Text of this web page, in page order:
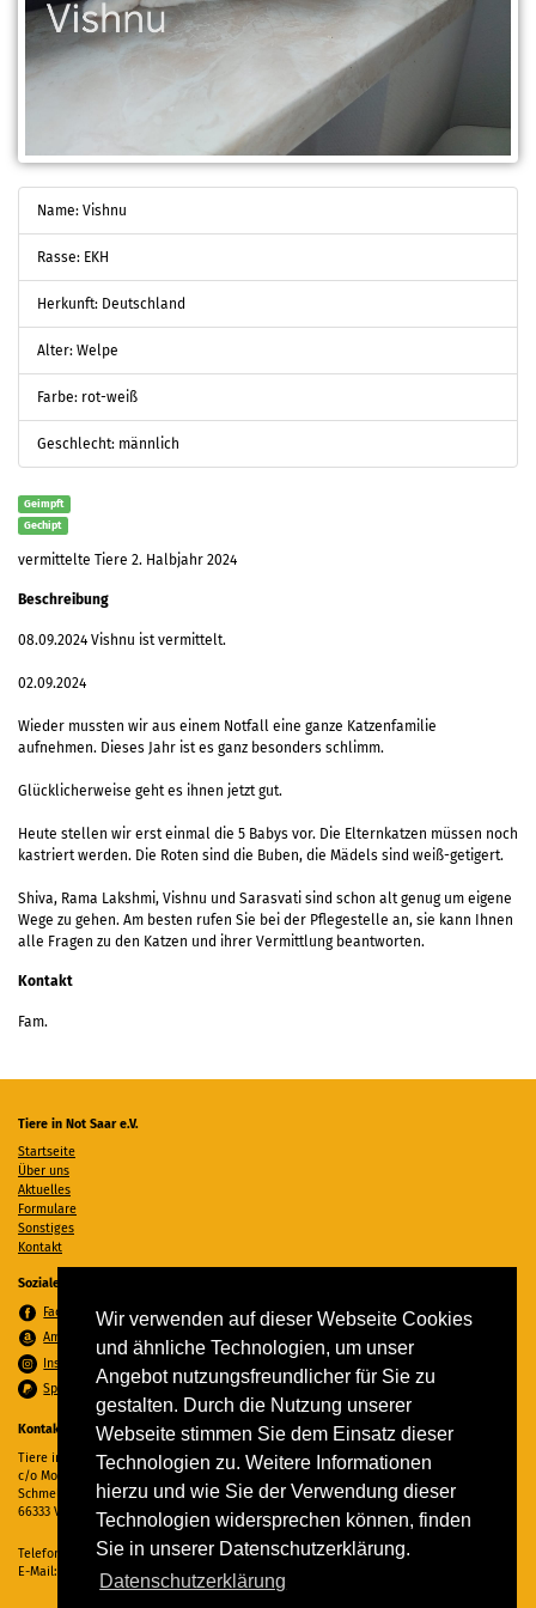
Wir verwenden auf dieser Webseite Cookies
und ähnliche Technologien, um unser
Angebot nutzungsfreundlicher für Sie zu
gestalten. Durch die Nutzung unserer
Webseite stimmen Sie dem Einsatz dieser
Technologien zu. Weitere Informationen
hierzu und wie Sie der Verwendung dieser
Technologien widersprechen können, finden
Sie in unserer Datenschutzerklärung.
Datenschutzerklärung
Name: Vishnu
Rasse: EKH
Herkunft: Deutschland
Alter: Welpe
Farbe: rot-weiß
Geschlecht: männlich
Geimpft
Gechipt
vermittelte Tiere 2. Halbjahr 2024
Beschreibung
08.09.2024 Vishnu ist vermittelt.
02.09.2024
Wieder mussten wir aus einem Notfall eine ganze Katzenfamilie
aufnehmen. Dieses Jahr ist es ganz besonders schlimm.
Glücklicherweise geht es ihnen jetzt gut.
Heute stellen wir erst einmal die 5 Babys vor. Die Elternkatzen müssen noch
kastriert werden. Die Roten sind die Buben, die Mädels sind weiß-getigert.
Shiva, Rama Lakshmi, Vishnu und Sarasvati sind schon alt genug um eigene
Wege zu gehen. Am besten rufen Sie bei der Pflegestelle an, sie kann Ihnen
alle Fragen zu den Katzen und ihrer Vermittlung beantworten.
Kontakt
Fam.
Tiere in Not Saar e.V.
Startseite
Über uns
Aktuelles
Formulare
Sonstiges
Kontakt
Soziale Medien
Facebook
Amazon Wunschzettel
Instagram
Spenden per PayPal
Kontakt
Tiere in Not Saar e.V.
c/o Monika Ewen
Schmelzer Straße 22
66333 Völklingen
Telefon:
06898 294862
E-Mail:
info@tiere-in-not-saar.de